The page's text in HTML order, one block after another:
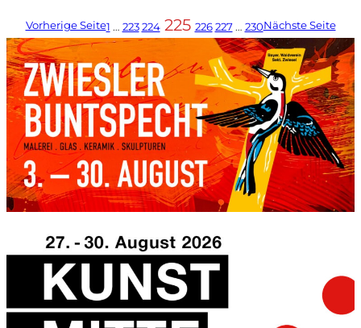
Vorherige Seite1 … 223 224 225 226 227 … 230Nächste Seite